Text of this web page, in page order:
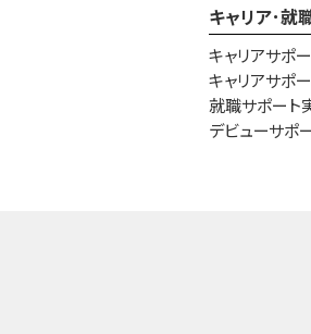
キャリア･就
キャリアサポ
キャリアサポ
就職サポート
デビューサポ